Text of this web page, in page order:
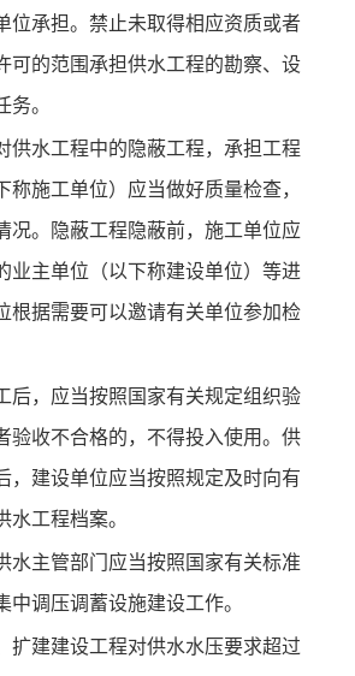
位承担。禁止未取得相应资质或者
可的范围承担供水工程的勘察、设
务。
水工程中的隐蔽工程，承担工程
称施工单位）应当做好质量检查，
况。隐蔽工程隐蔽前，施工单位应
业主单位（以下称建设单位）等进
根据需要可以邀请有关单位参加检
后，应当按照国家有关规定组织验
验收不合格的，不得投入使用。供
，建设单位应当按照规定及时向有
水工程档案。
主管部门应当按照国家有关标准
中调压调蓄设施建设工作。
扩建建设工程对供水水压要求超过